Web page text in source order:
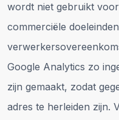
wordt niet gebruikt
commerciële
Google Analytics zo
zijn gemaakt, zodat
adres te herleiden zijn.